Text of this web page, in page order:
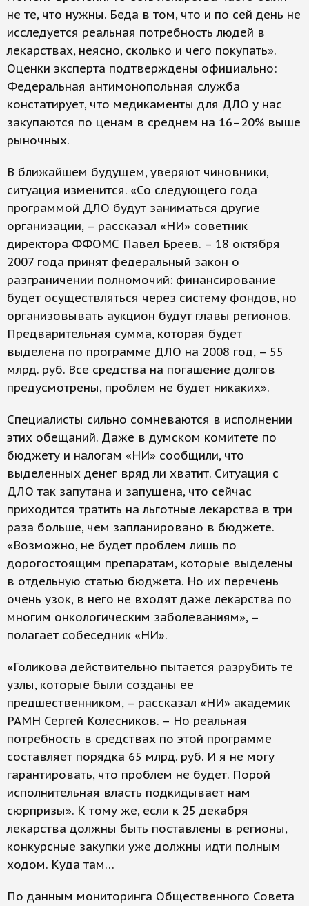
не те, что нужны. Беда в том, что и по сей день не
исследуется реальная потребность людей в
лекарствах, неясно, сколько и чего покупать».
Оценки эксперта подтверждены официально:
Федеральная антимонопольная служба
констатирует, что медикаменты для ДЛО у нас
закупаются по ценам в среднем на 16–20% выше
рыночных.
В ближайшем будущем, уверяют чиновники,
ситуация изменится. «Со следующего года
программой ДЛО будут заниматься другие
организации, – рассказал «НИ» советник
директора ФФОМС Павел Бреев. – 18 октября
2007 года принят федеральный закон о
разграничении полномочий: финансирование
будет осуществляться через систему фондов, но
организовывать аукцион будут главы регионов.
Предварительная сумма, которая будет
выделена по программе ДЛО на 2008 год, – 55
млрд. руб. Все средства на погашение долгов
предусмотрены, проблем не будет никаких».
Специалисты сильно сомневаются в исполнении
этих обещаний. Даже в думском комитете по
бюджету и налогам «НИ» сообщили, что
выделенных денег вряд ли хватит. Ситуация с
ДЛО так запутана и запущена, что сейчас
приходится тратить на льготные лекарства в три
раза больше, чем запланировано в бюджете.
«Возможно, не будет проблем лишь по
дорогостоящим препаратам, которые выделены
в отдельную статью бюджета. Но их перечень
очень узок, в него не входят даже лекарства по
многим онкологическим заболеваниям», –
полагает собеседник «НИ».
«Голикова действительно пытается разрубить те
узлы, которые были созданы ее
предшественником, – рассказал «НИ» академик
РАМН Сергей Колесников. – Но реальная
потребность в средствах по этой программе
составляет порядка 65 млрд. руб. И я не могу
гарантировать, что проблем не будет. Порой
исполнительная власть подкидывает нам
сюрпризы». К тому же, если к 25 декабря
лекарства должны быть поставлены в регионы,
конкурсные закупки уже должны идти полным
ходом. Куда там…
По данным мониторинга Общественного Совета